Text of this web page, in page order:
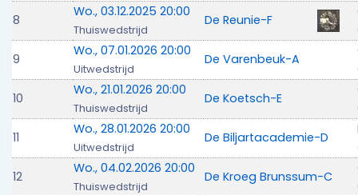
8
Wo., 03.12.2025 20:00
Thuiswedstrijd
De Reunie-F
9
Wo., 07.01.2026 20:00
Uitwedstrijd
De Varenbeuk-A
10
Wo., 21.01.2026 20:00
Thuiswedstrijd
De Koetsch-E
11
Wo., 28.01.2026 20:00
Uitwedstrijd
De Biljartacademie-D
12
Wo., 04.02.2026 20:00
Thuiswedstrijd
De Kroeg Brunssum-C